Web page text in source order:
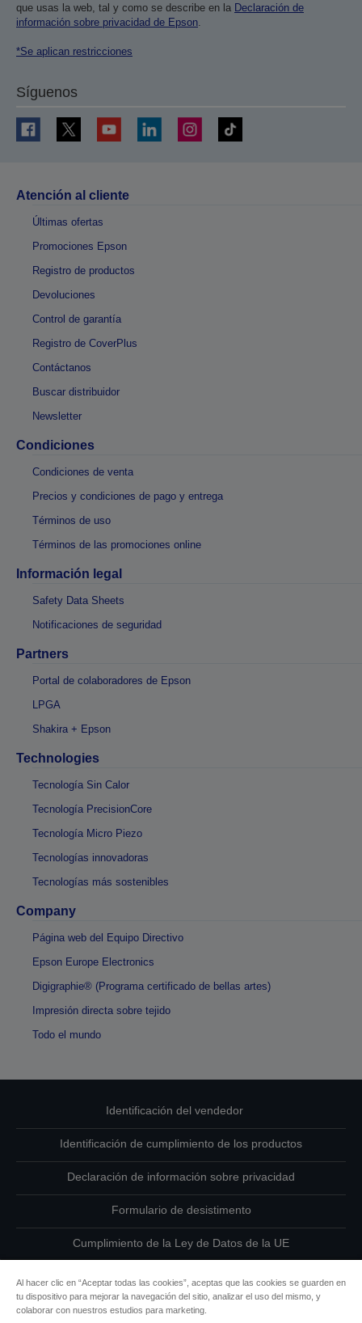
que usas la web, tal y como se describe en la Declaración de
información sobre privacidad de Epson
*Se aplican restricciones
Síguenos
Atención al cliente
Últimas ofertas
Promociones Epson
Registro de productos
Devoluciones
Control de garantía
Registro de CoverPlus
Contáctanos
Buscar distribuidor
Newsletter
Condiciones
Condiciones de venta
Precios y condiciones de pago y entrega
Términos de uso
Términos de las promociones online
Información legal
Safety Data Sheets
Notificaciones de seguridad
Partners
Portal de colaboradores de Epson
LPGA
Shakira + Epson
Technologies
Tecnología Sin Calor
Tecnología PrecisionCore
Tecnología Micro Piezo
Tecnologías innovadoras
Tecnologías más sostenibles
Company
Página web del Equipo Directivo
Epson Europe Electronics
Digigraphie® (Programa certificado de bellas artes)
Impresión directa sobre tejido
Todo el mundo
Identificación del vendedor
Identificación de cumplimiento de los productos
Declaración de información sobre privacidad
Formulario de desistimento
Cumplimiento de la Ley de Datos de la UE
Información sobre cookies
Al hacer clic en “Aceptar todas las cookies”, aceptas que las cookies se guarden en
tu dispositivo para mejorar la navegación del sitio, analizar el uso del mismo, y
colaborar con nuestros estudios para marketing.